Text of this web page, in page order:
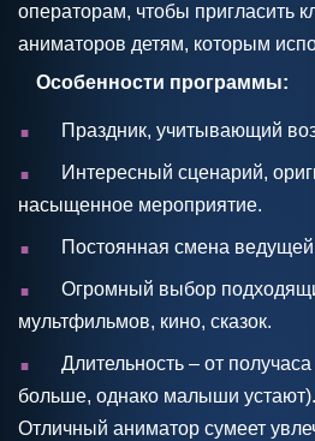
операторам, чтобы пригласить
аниматоров детям, которым
Особенности программы:
. Праздник, учитывающий
.
Интересный сценарий,
насыщенное мероприятие.
. Постоянная смена ведущей
.
Огромный выбор
мультфильмов, кино, сказок.
.
Длительность – от
больше, однако малыши устают).
Отличный аниматор сумеет